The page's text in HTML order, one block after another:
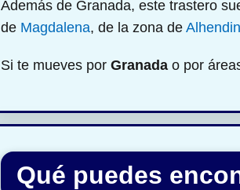
Además de Granada, este trastero
de Magdalena, de la zona de Alhendin
Si te mueves por Granada o por
Qué puedes